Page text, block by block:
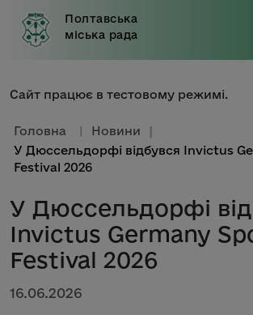
Полтавська
міська рада
Сайт працює в тестовому режимі.
Головна | Новини |
У Дюссельдорфі відбувся Invictus
Festival 2026
У Дюссельдорфі
Invictus Germany
Festival 2026
16.06.2026